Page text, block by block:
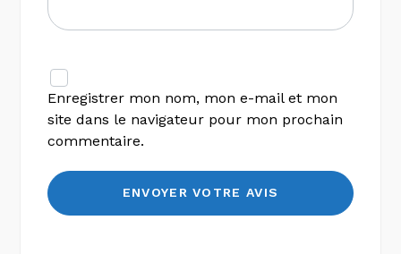
Enregistrer mon nom, mon e-mail et mon
site dans le navigateur pour mon prochain
commentaire.